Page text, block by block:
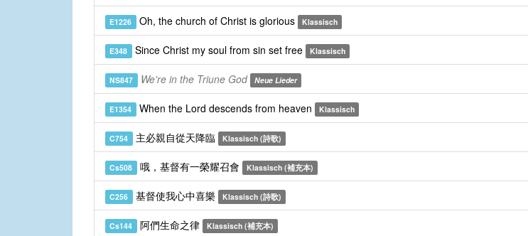
E1226 Oh, the church of Christ is glorious Klassisch
E348 Since Christ my soul from sin set free Klassisch
NS847 We're in the Triune God Neue Lieder
E1354 When the Lord descends from heaven Klassisch
C754 主必親自從天降臨 Klassisch (詩歌)
Cs508 哦，基督有一榮耀召會 Klassisch (補充本)
C256 基督使我心中喜樂 Klassisch (詩歌)
Cs144 阿們生命之律 Klassisch (補充本)